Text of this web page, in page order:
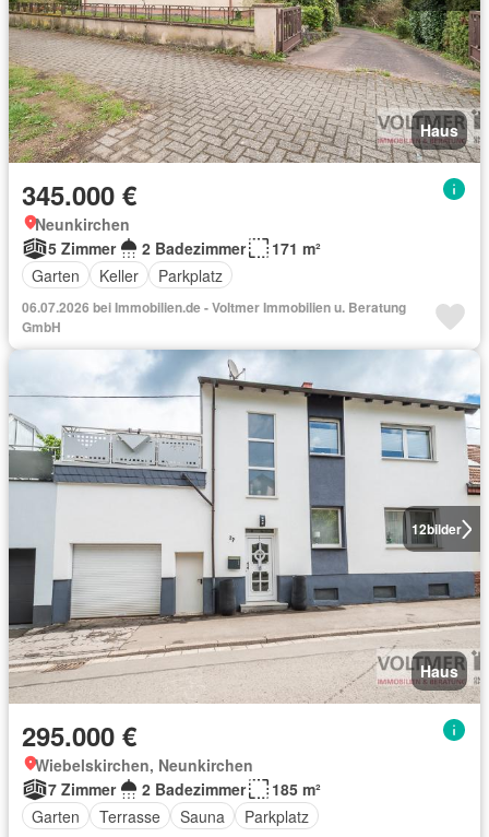
Haus
345.000 €
Neunkirchen
5 Zimmer
2 Badezimmer
171 m²
Garten
Keller Parkplatz
06.07.2026 bei Immobilien.de - Voltmer Immobilien u. Beratung
GmbH
12bilder
Haus
295.000 €
Wiebelskirchen, Neunkirchen
7 Zimmer
2 Badezimmer
185 m²
Garten
Terrasse Sauna Parkplatz